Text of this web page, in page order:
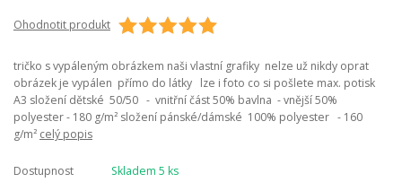
Ohodnotit produkt
tričko s vypáleným obrázkem naši vlastní grafiky nelze už nikdy oprat
obrázek je vypálen přímo do látky lze i foto co si pošlete max. potisk
A3 složení dětské 50/50 - vnitřní část 50% bavlna - vnější 50%
polyester - 180 g/m² složení pánské/dámské 100% polyester - 160
g/m² celý popis
Dostupnost
Skladem 5 ks